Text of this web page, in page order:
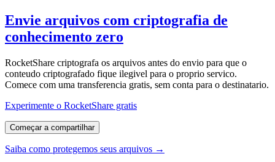
Envie arquivos com criptografia de
conhecimento zero
RocketShare criptografa os arquivos antes do envio para que o
conteudo criptografado fique ilegivel para o proprio servico.
Comece com uma transferencia gratis, sem conta para o destinatario.
Experimente o RocketShare gratis
Começar a compartilhar
Saiba como protegemos seus arquivos →